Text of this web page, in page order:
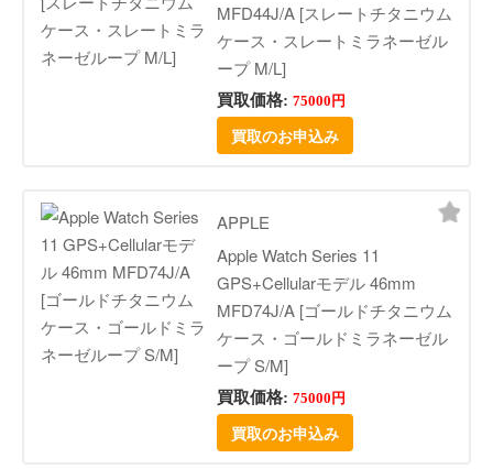
MFD44J/A [スレートチタニウム
ケース・スレートミラネーゼル
ープ M/L]
買取価格: 75000円
買取のお申込み
APPLE
Apple Watch Series 11
GPS+Cellularモデル 46mm
MFD74J/A [ゴールドチタニウム
ケース・ゴールドミラネーゼル
ープ S/M]
買取価格: 75000円
買取のお申込み